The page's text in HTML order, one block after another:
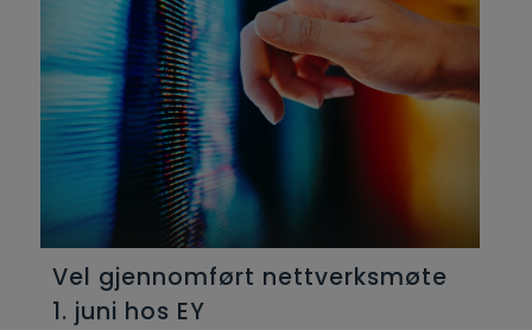
Vel gjennomført nettverksmøte
1. juni hos EY